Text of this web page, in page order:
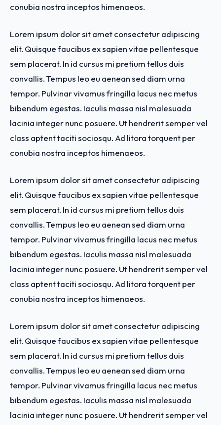
conubia nostra inceptos himenaeos.
Lorem ipsum dolor sit amet consectetur adipiscing
elit. Quisque faucibus ex sapien vitae pellentesque
sem placerat. In id cursus mi pretium tellus duis
convallis. Tempus leo eu aenean sed diam urna
tempor. Pulvinar vivamus fringilla lacus nec metus
bibendum egestas. Iaculis massa nisl malesuada
lacinia integer nunc posuere. Ut hendrerit semper vel
class aptent taciti sociosqu. Ad litora torquent per
conubia nostra inceptos himenaeos.
Lorem ipsum dolor sit amet consectetur adipiscing
elit. Quisque faucibus ex sapien vitae pellentesque
sem placerat. In id cursus mi pretium tellus duis
convallis. Tempus leo eu aenean sed diam urna
tempor. Pulvinar vivamus fringilla lacus nec metus
bibendum egestas. Iaculis massa nisl malesuada
lacinia integer nunc posuere. Ut hendrerit semper vel
class aptent taciti sociosqu. Ad litora torquent per
conubia nostra inceptos himenaeos.
Lorem ipsum dolor sit amet consectetur adipiscing
elit. Quisque faucibus ex sapien vitae pellentesque
sem placerat. In id cursus mi pretium tellus duis
convallis. Tempus leo eu aenean sed diam urna
tempor. Pulvinar vivamus fringilla lacus nec metus
bibendum egestas. Iaculis massa nisl malesuada
lacinia integer nunc posuere. Ut hendrerit semper vel